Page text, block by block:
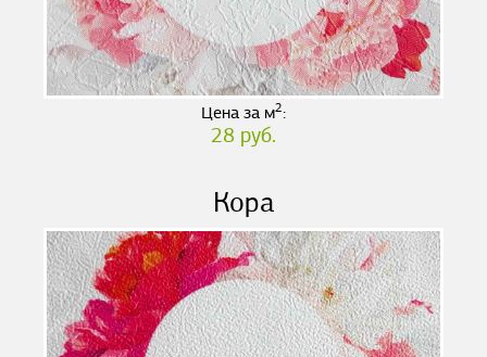
Цена за м2:
28 руб.
Кора